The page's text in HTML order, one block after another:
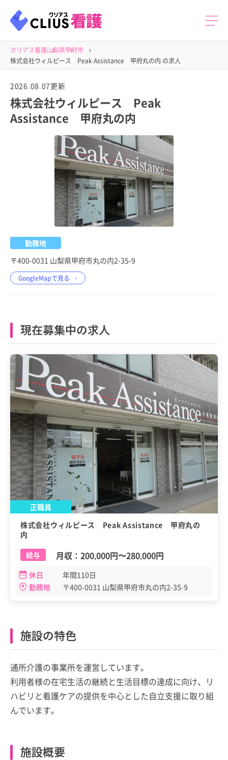
クリアス看護山梨県甲府市
株式会社ウィルピース Peak Assistance 甲府丸の内 の求人
2026.08.07更新
株式会社ウィルピース Peak
Assistance 甲府丸の内
勤務地
〒400-0031 山梨県甲府市丸の内2-35-9
GoogleMapで見る
現在募集中の求人
正職員
株式会社ウィルピース Peak Assistance 甲府丸の
内
給与
月収： 200,000円〜280,000円
休日
年間110日
勤務地
〒400-0031 山梨県甲府市丸の内2-35-9
施設の特色
通所介護の事業所を運営しています。
利用者様の在宅生活の継続と生活目標の達成に向け、リ
ハビリと看護ケアの提供を中心とした自立支援に取り組
んでいます。
施設概要